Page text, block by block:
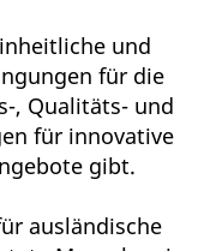
und
für die
, Qualitäts- und
für innovative
gibt.
ausländische